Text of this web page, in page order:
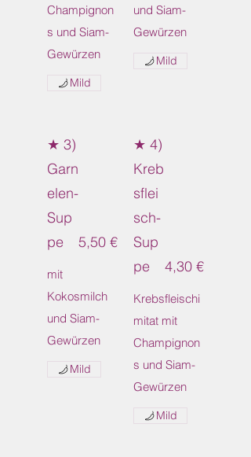
Champignon
s und Siam-
Gewürzen
Mild
und Siam-
Gewürzen
Mild
★ 3)
Garn
elen-
Sup
pe
mit
Kokosmilch
und Siam-
Gewürzen
5,50 €
Mild
★ 4)
Kreb
sflei
sch-
Sup
pe
Krebsfleischi
mitat mit
Champignon
s und Siam-
Gewürzen
4,30 €
Mild